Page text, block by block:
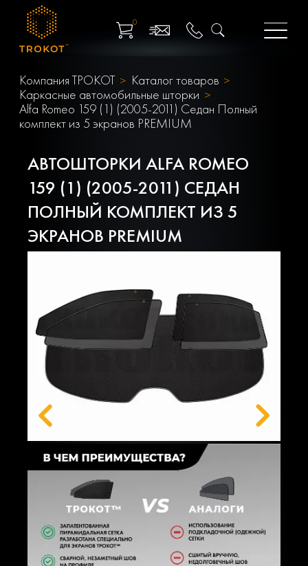
0
Компания ТРОКОТ
Каталог товаров
Каркасные автомобильные шторки
Alfa Romeo 159 (1) (2005-2011) Седан Полный
комплект из 5 экранов PREMIUM
АВТОШТОРКИ ALFA ROMEO
159 (1) (2005-2011) СЕДАН
ПОЛНЫЙ КОМПЛЕКТ ИЗ 5
ЭКРАНОВ PREMIUM